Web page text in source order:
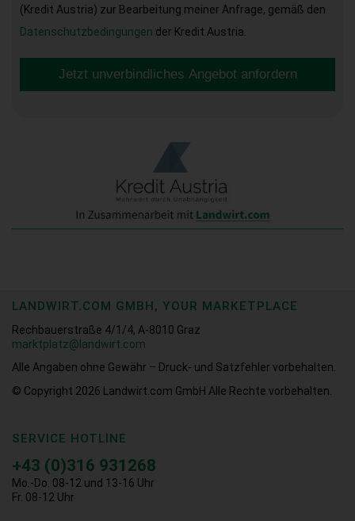
(Kredit Austria) zur Bearbeitung meiner Anfrage, gemäß den
Datenschutzbedingungen der Kredit Austria.
Jetzt unverbindliches Angebot anfordern
LANDWIRT.COM GMBH, YOUR MARKETPLACE
Rechbauerstraße 4/1/4, A-8010 Graz
marktplatz@landwirt.com
Alle Angaben ohne Gewähr – Druck- und Satzfehler vorbehalten.
© Copyright 2026 Landwirt.com GmbH Alle Rechte vorbehalten.
SERVICE HOTLINE
+43 (0)316 931268
Mo.-Do. 08-12 und 13-16 Uhr
Fr. 08-12 Uhr